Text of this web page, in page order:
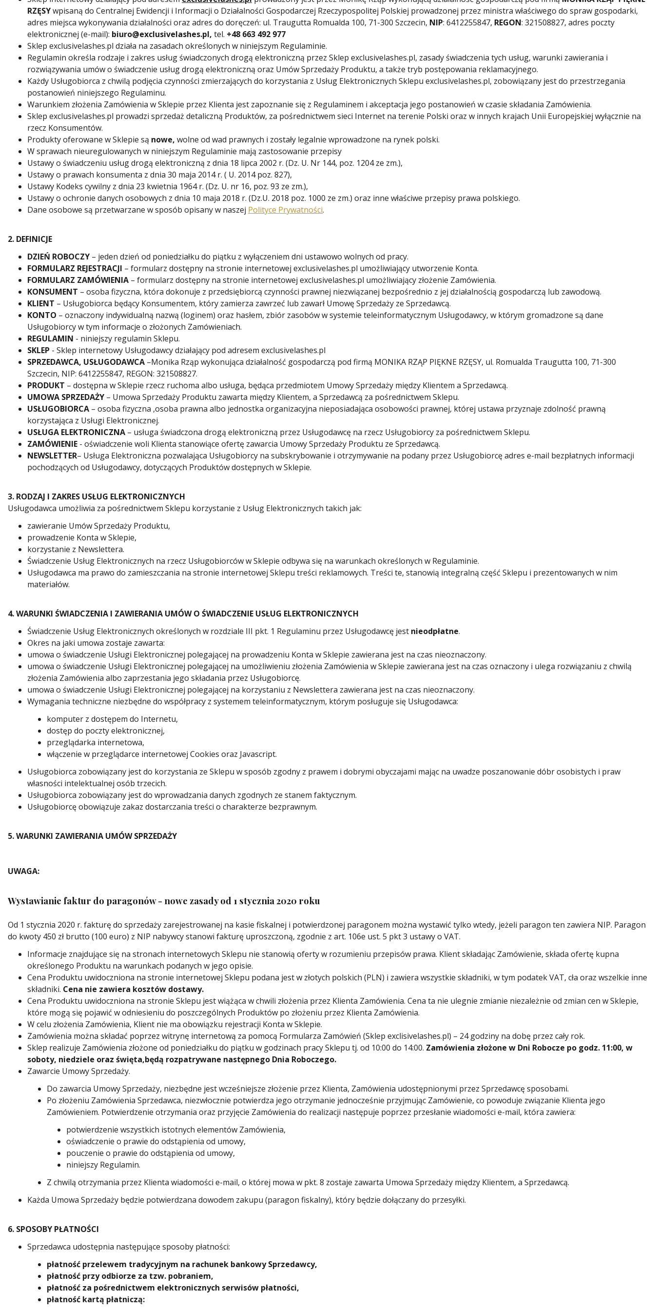
RZĘSYwpisaną do Centralnej Ewidencji i Informacji o Działalności Gospodarczej Rzeczypospolitej Polskiej prowadzonej przez ministra właściwego do spraw gospodarki,
adres miejsca wykonywania działalności oraz adres do doręczeń: ul. Traugutta Romualda 100, 71-300 Szczecin, NIP: 6412255847, REGON: 321508827, adres poczty
elektronicznej (e-mail): biuro@exclusivelashes.pl, tel. +48 663 492 977
Sklep exclusivelashes.pl działa na zasadach określonych w niniejszym Regulaminie.
Regulamin określa rodzaje i zakres usług świadczonych drogą elektroniczną przez Sklep exclusivelashes.pl, zasady świadczenia tych usług, warunki zawierania i
rozwiązywania umów o świadczenie usług drogą elektroniczną oraz Umów Sprzedaży Produktu, a także tryb postępowania reklamacyjnego.
Każdy Usługobiorca z chwilą podjęcia czynności zmierzających do korzystania z Usług Elektronicznych Sklepu exclusivelashes.pl, zobowiązany jest do przestrzegania
postanowień niniejszego Regulaminu.
Warunkiem złożenia Zamówienia w Sklepie przez Klienta jest zapoznanie się z Regulaminem i akceptacja jego postanowień w czasie składania Zamówienia.
Sklep exclusivelashes.pl prowadzi sprzedaż detaliczną Produktów, za pośrednictwem sieci Internet na terenie Polski oraz w innych krajach Unii Europejskiej wyłącznie na
rzecz Konsumentów.
Produkty oferowane w Sklepie są nowe, wolne od wad prawnych i zostały legalnie wprowadzone na rynek polski.
W sprawach nieuregulowanych w niniejszym Regulaminie mają zastosowanie przepisy
Ustawy o świadczeniu usług drogą elektroniczną z dnia 18 lipca 2002 r. (Dz. U. Nr 144, poz. 1204 ze zm.),
Ustawy o prawach konsumenta z dnia 30 maja 2014 r. ( U. 2014 poz. 827),
Ustawy Kodeks cywilny z dnia 23 kwietnia 1964 r. (Dz. U. nr 16, poz. 93 ze zm.),
Ustawy o ochronie danych osobowych z dnia 10 maja 2018 r. (Dz.U. 2018 poz. 1000 ze zm.) oraz inne właściwe przepisy prawa polskiego.
Dane osobowe są przetwarzane w sposób opisany w naszej Polityce Prywatności.
2. DEFINICJE
DZIEŃ ROBOCZY – jeden dzień od poniedziałku do piątku z wyłączeniem dni ustawowo wolnych od pracy.
FORMULARZ REJESTRACJI – formularz dostępny na stronie internetowej exclusivelashes.pl umożliwiający utworzenie Konta.
FORMULARZ ZAMÓWIENIA – formularz dostępny na stronie internetowej exclusivelashes.pl umożliwiający złożenie Zamówienia.
KONSUMENT – osoba fizyczna, która dokonuje z przedsiębiorcą czynności prawnej niezwiązanej bezpośrednio z jej działalnością gospodarczą lub zawodową.
KLIENT – Usługobiorca będący Konsumentem, który zamierza zawrzeć lub zawarł Umowę Sprzedaży ze Sprzedawcą.
KONTO – oznaczony indywidualną nazwą (loginem) oraz hasłem, zbiór zasobów w systemie teleinformatycznym Usługodawcy, w którym gromadzone są dane
Usługobiorcy w tym informacje o złożonych Zamówieniach.
REGULAMIN - niniejszy regulamin Sklepu.
SKLEP - Sklep internetowy Usługodawcy działający pod adresem exclusivelashes.pl
SPRZEDAWCA, USŁUGODAWCA –Monika Rząp wykonująca działalność gospodarczą pod firmą MONIKA RZĄP PIĘKNE RZĘSY, ul. Romualda Traugutta 100, 71-300
Szczecin, NIP: 6412255847, REGON: 321508827.
PRODUKT – dostępna w Sklepie rzecz ruchoma albo usługa, będąca przedmiotem Umowy Sprzedaży między Klientem a Sprzedawcą.
UMOWA SPRZEDAŻY – Umowa Sprzedaży Produktu zawarta między Klientem, a Sprzedawcą za pośrednictwem Sklepu.
USŁUGOBIORCA – osoba fizyczna ,osoba prawna albo jednostka organizacyjna nieposiadająca osobowości prawnej, której ustawa przyznaje zdolność prawną
korzystająca z Usługi Elektronicznej.
USŁUGA ELEKTRONICZNA – usługa świadczona drogą elektroniczną przez Usługodawcę na rzecz Usługobiorcy za pośrednictwem Sklepu.
ZAMÓWIENIE - oświadczenie woli Klienta stanowiące ofertę zawarcia Umowy Sprzedaży Produktu ze Sprzedawcą.
NEWSLETTER– Usługa Elektroniczna pozwalająca Usługobiorcy na subskrybowanie i otrzymywanie na podany przez Usługobiorcę adres e-mail bezpłatnych informacji
pochodzących od Usługodawcy, dotyczących Produktów dostępnych w Sklepie.
3. RODZAJ I ZAKRES USŁUG ELEKTRONICZNYCH
Usługodawca umożliwia za pośrednictwem Sklepu korzystanie z Usług Elektronicznych takich jak:
zawieranie Umów Sprzedaży Produktu,
prowadzenie Konta w Sklepie,
korzystanie z Newslettera.
Świadczenie Usług Elektronicznych na rzecz Usługobiorców w Sklepie odbywa się na warunkach określonych w Regulaminie.
Usługodawca ma prawo do zamieszczania na stronie internetowej Sklepu treści reklamowych. Treści te, stanowią integralną część Sklepu i prezentowanych w nim
materiałów.
4. WARUNKI ŚWIADCZENIA I ZAWIERANIA UMÓW O ŚWIADCZENIE USŁUG ELEKTRONICZNYCH
Świadczenie Usług Elektronicznych określonych w rozdziale III pkt. 1 Regulaminu przez Usługodawcę jest nieodpłatne.
Okres na jaki umowa zostaje zawarta:
umowa o świadczenie Usługi Elektronicznej polegającej na prowadzeniu Konta w Sklepie zawierana jest na czas nieoznaczony.
umowa o świadczenie Usługi Elektronicznej polegającej na umożliwieniu złożenia Zamówienia w Sklepie zawierana jest na czas oznaczony i ulega rozwiązaniu z chwilą
złożenia Zamówienia albo zaprzestania jego składania przez Usługobiorcę.
umowa o świadczenie Usługi Elektronicznej polegającej na korzystaniu z Newslettera zawierana jest na czas nieoznaczony.
Wymagania techniczne niezbędne do współpracy z systemem teleinformatycznym, którym posługuje się Usługodawca:
komputer z dostępem do Internetu,
dostęp do poczty elektronicznej,
przeglądarka internetowa,
włączenie w przeglądarce internetowej Cookies oraz Javascript.
Usługobiorca zobowiązany jest do korzystania ze Sklepu w sposób zgodny z prawem i dobrymi obyczajami mając na uwadze poszanowanie dóbr osobistych i praw
własności intelektualnej osób trzecich.
Usługobiorca zobowiązany jest do wprowadzania danych zgodnych ze stanem faktycznym.
Usługobiorcę obowiązuje zakaz dostarczania treści o charakterze bezprawnym.
5. WARUNKI ZAWIERANIA UMÓW SPRZEDAŻY
UWAGA:
Wystawianie faktur do paragonów - nowe zasady od 1 stycznia 2020 roku
Od 1 stycznia 2020 r. fakturę do sprzedaży zarejestrowanej na kasie fiskalnej i potwierdzonej paragonem można wystawić tylko wtedy, jeżeli paragon ten zawiera NIP. Paragon
do kwoty 450 zł brutto (100 euro) z NIP nabywcy stanowi fakturę uproszczoną, zgodnie z art. 106e ust. 5 pkt 3 ustawy o VAT.
Informacje znajdujące się na stronach internetowych Sklepu nie stanowią oferty w rozumieniu przepisów prawa. Klient składając Zamówienie, składa ofertę kupna
określonego Produktu na warunkach podanych w jego opisie.
Cena Produktu uwidoczniona na stronie internetowej Sklepu podana jest w złotych polskich (PLN) i zawiera wszystkie składniki, w tym podatek VAT, cła oraz wszelkie inne
składniki. Cena nie zawiera kosztów dostawy.
Cena Produktu uwidoczniona na stronie Sklepu jest wiążąca w chwili złożenia przez Klienta Zamówienia. Cena ta nie ulegnie zmianie niezależnie od zmian cen w Sklepie,
które mogą się pojawić w odniesieniu do poszczególnych Produktów po złożeniu przez Klienta Zamówienia.
W celu złożenia Zamówienia, Klient nie ma obowiązku rejestracji Konta w Sklepie.
Zamówienia można składać poprzez witrynę internetową za pomocą Formularza Zamówień (Sklep exclisivelashes.pl) – 24 godziny na dobę przez cały rok.
Sklep realizuje Zamówienia złożone od poniedziałku do piątku w godzinach pracy Sklepu tj. od 10:00 do 14:00. Zamówienia złożone w Dni Robocze po godz. 11:00, w
soboty, niedziele oraz święta,będą rozpatrywane następnego Dnia Roboczego.
Zawarcie Umowy Sprzedaży.
Do zawarcia Umowy Sprzedaży, niezbędne jest wcześniejsze złożenie przez Klienta, Zamówienia udostępnionymi przez Sprzedawcę sposobami.
Po złożeniu Zamówienia Sprzedawca, niezwłocznie potwierdza jego otrzymanie jednocześnie przyjmując Zamówienie, co powoduje związanie Klienta jego
Zamówieniem. Potwierdzenie otrzymania oraz przyjęcie Zamówienia do realizacji następuje poprzez przesłanie wiadomości e-mail, która zawiera:
potwierdzenie wszystkich istotnych elementów Zamówienia,
oświadczenie o prawie do odstąpienia od umowy,
pouczenie o prawie do odstąpienia od umowy,
niniejszy Regulamin.
Z chwilą otrzymania przez Klienta wiadomości e-mail, o której mowa w pkt. 8 zostaje zawarta Umowa Sprzedaży między Klientem, a Sprzedawcą.
Każda Umowa Sprzedaży będzie potwierdzana dowodem zakupu (paragon fiskalny), który będzie dołączany do przesyłki.
6. SPOSOBY PŁATNOŚCI
Sprzedawca udostępnia następujące sposoby płatności:
płatność przelewem tradycyjnym na rachunek bankowy Sprzedawcy,
płatność przy odbiorze za tzw. pobraniem,
płatność za pośrednictwem elektronicznych serwisów płatności,
płatność kartą płatniczą: